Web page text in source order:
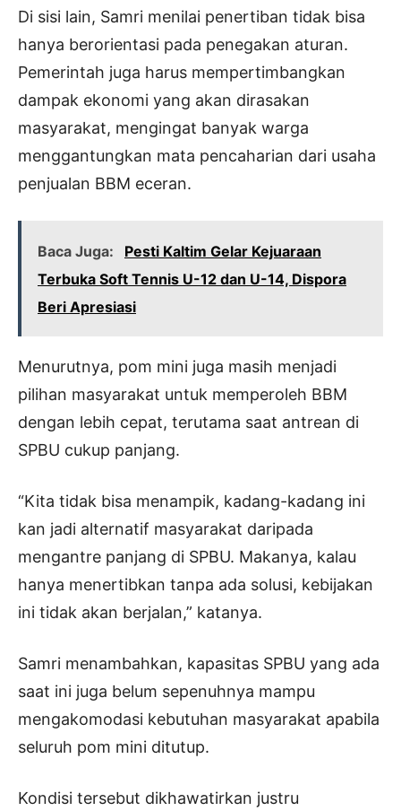
Di sisi lain, Samri menilai penertiban tidak bisa
hanya berorientasi pada penegakan aturan.
Pemerintah juga harus mempertimbangkan
dampak ekonomi yang akan dirasakan
masyarakat, mengingat banyak warga
menggantungkan mata pencaharian dari usaha
penjualan BBM eceran.
Baca Juga:
Pesti Kaltim Gelar Kejuaraan
Terbuka Soft Tennis U-12 dan U-14, Dispora
Beri Apresiasi
Menurutnya, pom mini juga masih menjadi
pilihan masyarakat untuk memperoleh BBM
dengan lebih cepat, terutama saat antrean di
SPBU cukup panjang.
“Kita tidak bisa menampik, kadang-kadang ini
kan jadi alternatif masyarakat daripada
mengantre panjang di SPBU. Makanya, kalau
hanya menertibkan tanpa ada solusi, kebijakan
ini tidak akan berjalan,” katanya.
Samri menambahkan, kapasitas SPBU yang ada
saat ini juga belum sepenuhnya mampu
mengakomodasi kebutuhan masyarakat apabila
seluruh pom mini ditutup.
Kondisi tersebut dikhawatirkan justru